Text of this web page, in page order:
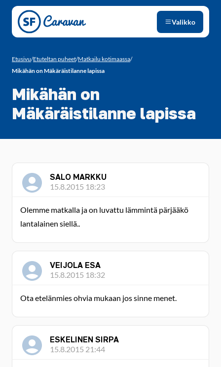
Siirry sivun sisältöön
Valikko
Etusivu/Etuteltan puheet/Matkailu kotimaassa/
Mikähän on Mäkäräistilanne lapissa
Mikähän on
Mäkäräistilanne lapissa
SALO MARKKU
15.8.2015 18:23
Olemme matkalla ja on luvattu lämmintä pärjääkö
lantalainen siellä..
VEIJOLA ESA
15.8.2015 18:32
Ota etelänmies ohvia mukaan jos sinne menet.
ESKELINEN SIRPA
15.8.2015 21:44